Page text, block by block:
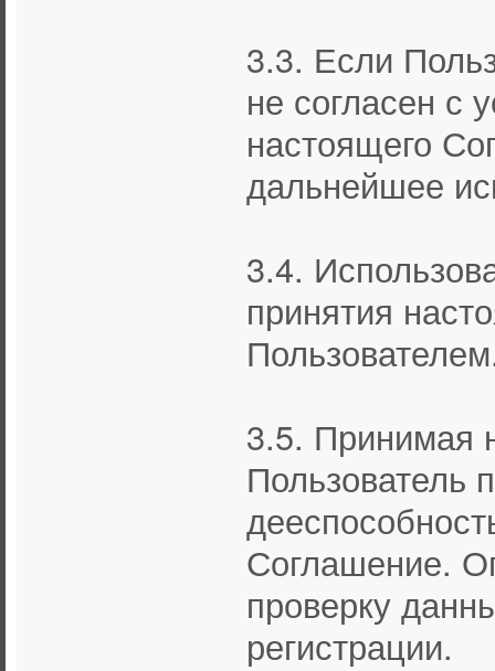
3.3. Если
не согласен с
настоящего
дальнейшее
3.4.
принятия
3.5. Принимая
Пользователь
Соглашение.
проверку
регистрации.